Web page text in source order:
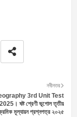
নবীনতর
3rd Unit Test
ষষ্ট শ্রেণী ভূগোল তৃতীয়
মূল্যায়ন প্রশ্নপত্র ২০২৫